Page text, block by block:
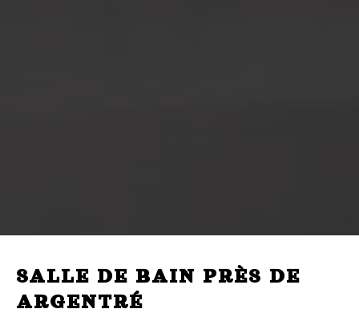
SALLE DE BAIN PRÈS DE
ARGENTRÉ